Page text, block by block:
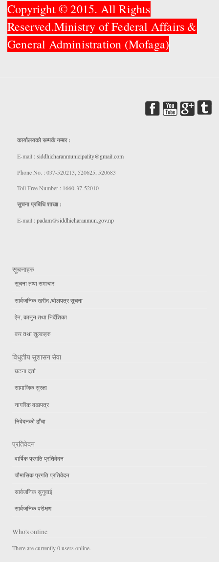
Copyright © 2015. All Rights
Reserved.Ministry of Federal Affairs &
General Administration (Mofaga)
कार्यालयकाे सम्पर्क नम्बर :
E-mail : siddhicharanmunicipality@gmail.com
Phone No. : 037-520213, 520625, 520683
Toll Free Number : 1660-37-52010
सूचना प्रबिधि शाखा :
E-mail : padam@siddhicharanmun.gov.np
सूचनाहरु
सूचना तथा समाचार
सार्वजनिक खरीद /बोलपत्र सूचना
ऐन, कानुन तथा निर्देशिका
कर तथा शुल्कहरु
विधुतीय सुशासन सेवा
घटना दर्ता
सामाजिक सुरक्षा
नागरिक वडापत्र
निवेदनको ढाँचा
प्रतिवेदन
वार्षिक प्रगति प्रतिवेदन
चौमासिक प्रगति प्रतिवेदन
सार्वजनिक सुनुवाई
सार्वजनिक परीक्षण
Who's online
There are currently 0 users online.